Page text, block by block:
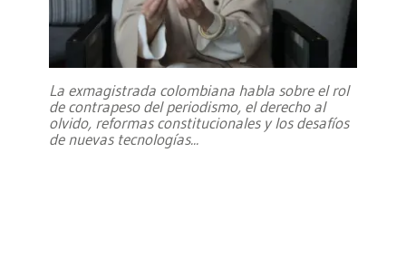
La exmagistrada colombiana habla sobre el rol
de contrapeso del periodismo, el derecho al
olvido, reformas constitucionales y los desafíos
de nuevas tecnologías...